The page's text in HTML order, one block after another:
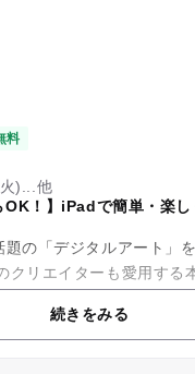
料
)...他
OK！】iPadで簡単・楽
題の「デジタルアート」
クリエイターも愛用する
アドビ フレスコ）」を使
続きをみる